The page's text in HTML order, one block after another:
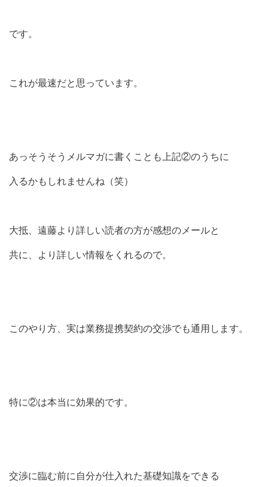
です。
これが最速だと思っています。
あっそうそうメルマガに書くことも上記②のうちに
入るかもしれませんね（笑）
大抵、遠藤より詳しい読者の方が感想のメールと
共に、より詳しい情報をくれるので。
このやり方、実は業務提携契約の交渉でも通用します。
特に②は本当に効果的です。
交渉に臨む前に自分が仕入れた基礎知識をできる